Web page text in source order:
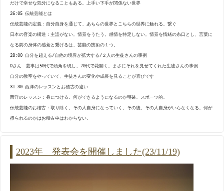
だけで幸せな気分になることもある。上手い下手が関係ない世界
26:05 伝統芸能とは
伝統芸能の定義：自分自身を通じて、あちらの世界とこちらの世界に触れる。繋ぐ
日本の音楽の構造：主語がない。情景をうたう。感情を特定しない。情景を情緒の糸口とし、言葉に
なる前の身体の感覚と繋げるは、芸能の技術の１つ。
28:00 自分を超える/自他の境界が拡大する/２人の生徒さんの事例
Dさん 芸事は50代で頭角を現し、70代で花開く。まさにそれを見せてくれた生徒さんの事例
自分の教室をやっていて、生徒さんの変化や成長を見ることが喜びです
31:30 西洋のレッスンとお稽古の違い
西洋のレッスン：身につける。何ができるようになるのか明確。スポーツ的。
伝統芸能のお稽古：取り除く。その人自身になっていく。その後、その人自身がいらなくなる。何が
得られるのかはお稽古中はわからない。
2023年 発表会を開催しました(23/11/19)